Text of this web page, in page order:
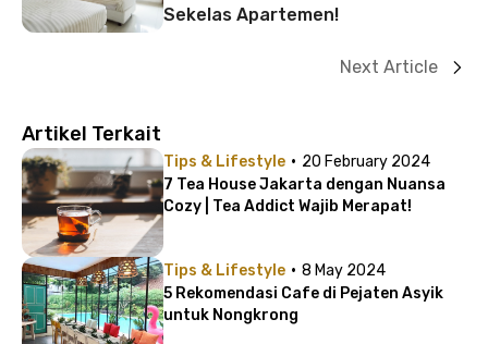
Sekelas Apartemen!
Next Article
Artikel Terkait
Tips & Lifestyle · 20 February 2024
7 Tea House Jakarta dengan Nuansa
Cozy | Tea Addict Wajib Merapat!
Tips & Lifestyle · 8 May 2024
5 Rekomendasi Cafe di Pejaten Asyik
untuk Nongkrong